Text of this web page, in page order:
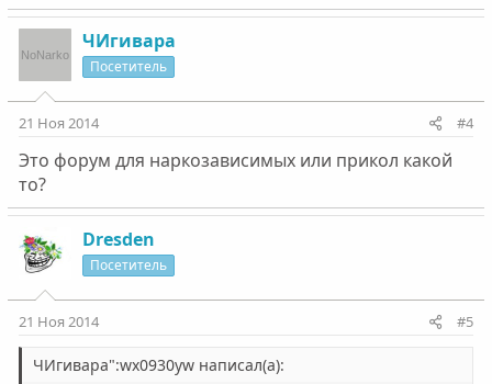
ЧИгивара
Посетитель
21 Ноя 2014 #4
Это форум для наркозависимых или прикол какой
то?
Dresden
Посетитель
21 Ноя 2014 #5
ЧИгивара":wx0930yw написал(а):